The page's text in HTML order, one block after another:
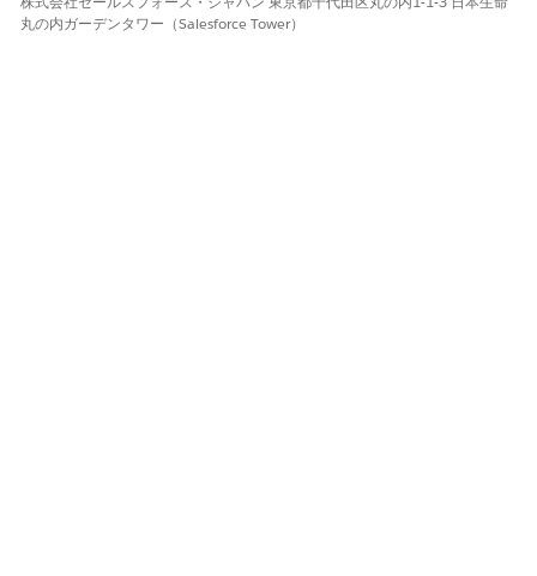
丸の内ガーデンタワー（Salesforce Tower）